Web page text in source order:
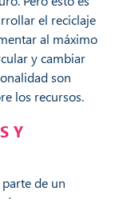
el reciclaje
al máximo
y cambiar
son
los recursos.
Y
de un